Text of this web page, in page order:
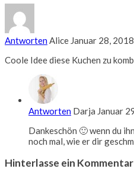
AntwortenAlice Januar 28,
Coole Idee diese Kuchen zu
Antworten Darja Januar
Dankeschön 🙂 wenn du
noch mal, wie er dir
Hinterlasse ein Kommentar